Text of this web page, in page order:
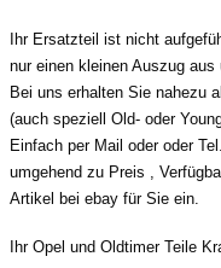
Ihr Ersatzteil ist nicht
nur einen kleinen Auszug
Bei uns erhalten Sie nahezu
(auch speziell Old- oder
Einfach per Mail oder oder
umgehend zu Preis ,
Artikel bei ebay für Sie ein.
Ihr Opel und Oldtimer Teile